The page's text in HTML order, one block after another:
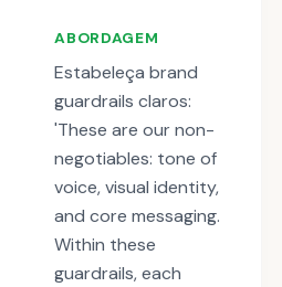
ABORDAGEM
Estabeleça brand
guardrails claros:
'These are our non-
negotiables: tone of
voice, visual identity,
and core messaging.
Within these
guardrails, each